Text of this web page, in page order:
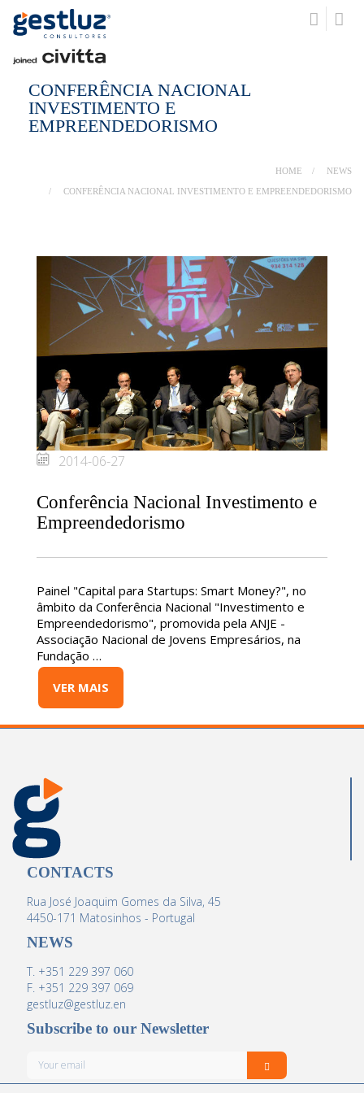
CONFERÊNCIA NACIONAL
INVESTIMENTO E
EMPREENDEDORISMO
HOME NEWS
CONFERÊNCIA NACIONAL INVESTIMENTO E EMPREENDEDORISMO
2014-06-27
Conferência Nacional Investimento e
Empreendedorismo
Painel "Capital para Startups: Smart Money?", no
âmbito da Conferência Nacional "Investimento e
Empreendedorismo", promovida pela ANJE -
Associação Nacional de Jovens Empresários, na
Fundação …
VER MAIS
CONTACTS
Rua José Joaquim Gomes da Silva, 45
4450-171 Matosinhos - Portugal
NEWS
T. +351 229 397 060
F. +351 229 397 069
gestluz@gestluz.en
Subscribe to our Newsletter